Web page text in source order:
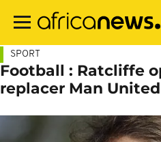
contenu
SPORT
Football : Ratcliffe
replacer Man